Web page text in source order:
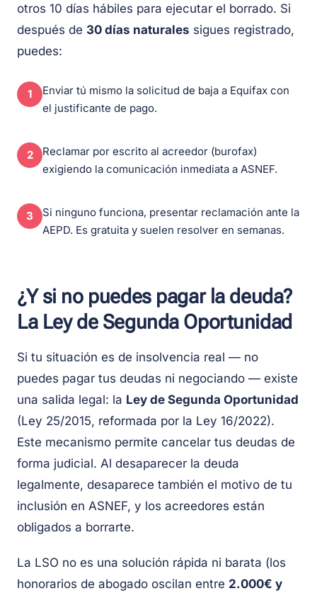
otros 10 días hábiles para ejecutar el borrado. Si
después de 30 días naturales sigues registrado,
puedes:
1
Enviar tú mismo la solicitud de baja a Equifax con
el justificante de pago.
2
Reclamar por escrito al acreedor (burofax)
exigiendo la comunicación inmediata a ASNEF.
3
Si ninguno funciona, presentar reclamación ante la
AEPD. Es gratuita y suelen resolver en semanas.
¿Y si no puedes pagar la deuda?
La Ley de Segunda Oportunidad
Si tu situación es de insolvencia real — no
puedes pagar tus deudas ni negociando — existe
una salida legal: la Ley de Segunda Oportunidad
(Ley 25/2015, reformada por la Ley 16/2022).
Este mecanismo permite cancelar tus deudas de
forma judicial. Al desaparecer la deuda
legalmente, desaparece también el motivo de tu
inclusión en ASNEF, y los acreedores están
obligados a borrarte.
La LSO no es una solución rápida ni barata (los
honorarios de abogado oscilan entre 2.000€ y